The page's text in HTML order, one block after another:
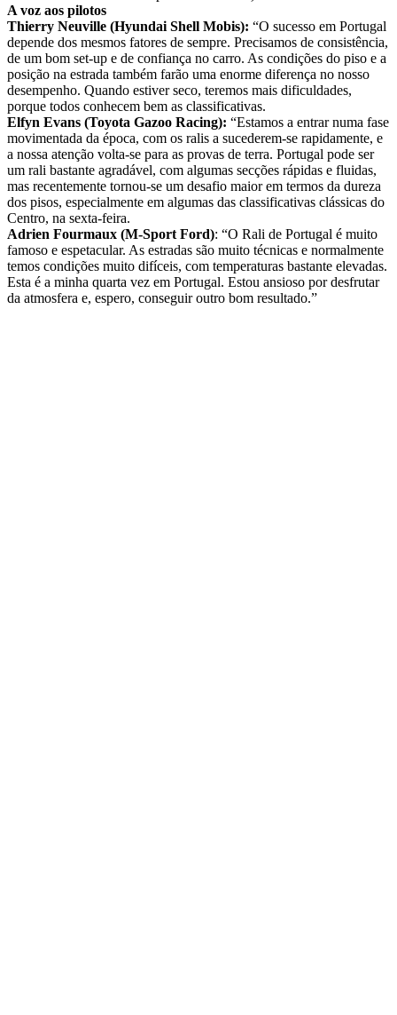
A voz aos pilotos
Thierry Neuville (Hyundai Shell Mobis): “O sucesso em Portugal
depende dos mesmos fatores de sempre. Precisamos de consistência,
de um bom set-up e de confiança no carro. As condições do piso e a
posição na estrada também farão uma enorme diferença no nosso
desempenho. Quando estiver seco, teremos mais dificuldades,
porque todos conhecem bem as classificativas.
Elfyn Evans (Toyota Gazoo Racing): “Estamos a entrar numa fase
movimentada da época, com os ralis a sucederem-se rapidamente, e
a nossa atenção volta-se para as provas de terra. Portugal pode ser
um rali bastante agradável, com algumas secções rápidas e fluidas,
mas recentemente tornou-se um desafio maior em termos da dureza
dos pisos, especialmente em algumas das classificativas clássicas do
Centro, na sexta-feira.
Adrien Fourmaux (M-Sport Ford): “O Rali de Portugal é muito
famoso e espetacular. As estradas são muito técnicas e normalmente
temos condições muito difíceis, com temperaturas bastante elevadas.
Esta é a minha quarta vez em Portugal. Estou ansioso por desfrutar
da atmosfera e, espero, conseguir outro bom resultado.”